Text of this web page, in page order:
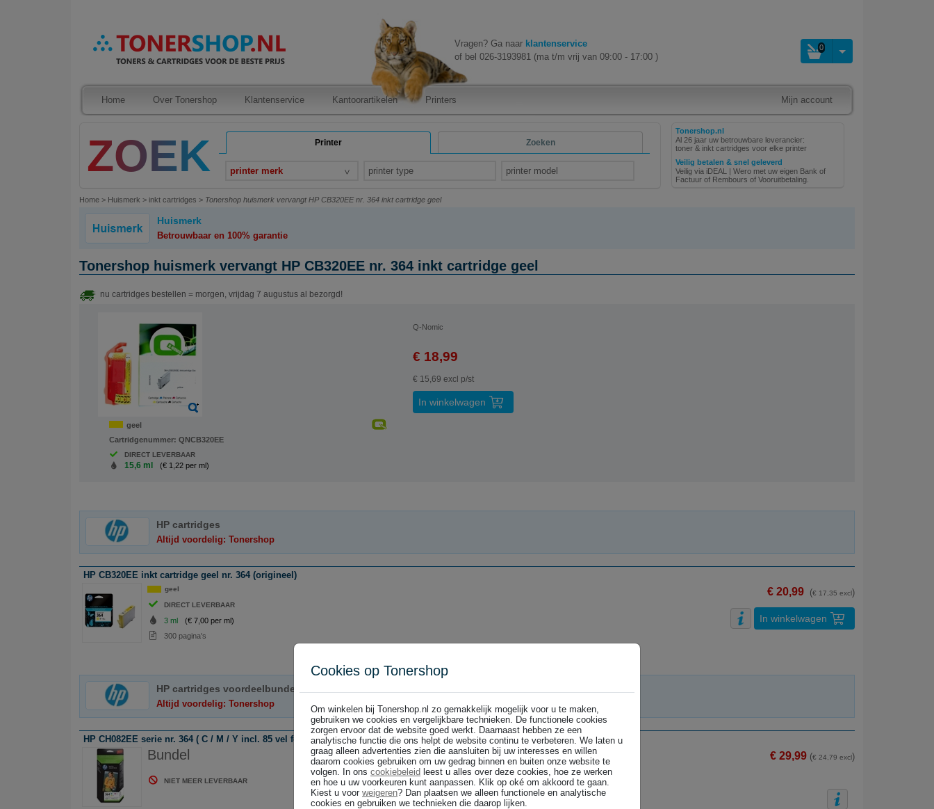
Vragen? Ga naar klantenservice
of bel 026-3193981 (ma t/m vrij van 09:00 - 17:00 )
0
Home Over Tonershop Klantenservice Kantoorartikelen Printers Mijn account
Printer Zoeken
printer merk printer type printer model
Tonershop.nl
Al 26 jaar uw betrouwbare leverancier:
toner & inkt cartridges voor elke printer
Veilig betalen & snel geleverd
Veilig via iDEAL | Wero met uw eigen Bank of
Factuur of Rembours of Vooruitbetaling.
Home > Huismerk > inkt cartridges > Tonershop huismerk vervangt HP CB320EE nr. 364 inkt cartridge geel
Huismerk
Betrouwbaar en 100% garantie
Tonershop huismerk vervangt HP CB320EE nr. 364 inkt cartridge geel
nu cartridges bestellen = morgen, vrijdag 7 augustus al bezorgd!
geel
Cartridgenummer: QNCB320EE
DIRECT LEVERBAAR
15,6 ml (€ 1,22 per ml)
Q-Nomic
€ 18,99
€ 15,69 excl p/st
In winkelwagen
HP cartridges
Altijd voordelig: Tonershop
HP CB320EE inkt cartridge geel nr. 364 (origineel)
geel
DIRECT LEVERBAAR
3 ml
(€ 7,00 per ml)
300 pagina's
€ 20,99 (€ 17,35 excl)
In winkelwagen
HP cartridges voordeelbundels
Altijd voordelig: Tonershop
HP CH082EE serie nr. 364 ( C / M / Y incl. 85 vel foto papier ) origineel
Bundel
NIET MEER LEVERBAAR
€ 29,99 (€ 24,79 excl)
Cookies op Tonershop
Om winkelen bij Tonershop.nl zo gemakkelijk mogelijk voor u te maken,
gebruiken we cookies en vergelijkbare technieken. De functionele cookies
zorgen ervoor dat de website goed werkt. Daarnaast hebben ze een
analytische functie die ons helpt de website continu te verbeteren. We laten u
graag alleen advertenties zien die aansluiten bij uw interesses en willen
daarom cookies gebruiken om uw gedrag binnen en buiten onze website te
volgen. In ons cookiebeleid leest u alles over deze cookies, hoe ze werken
en hoe u uw voorkeuren kunt aanpassen. Klik op oké om akkoord te gaan.
Kiest u voor weigeren? Dan plaatsen we alleen functionele en analytische
cookies en gebruiken we technieken die daarop lijken.